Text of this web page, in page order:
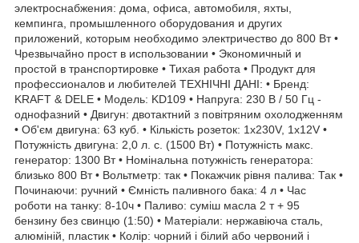
электроснабжения: дома, офиса, автомобиля, яхты,
кемпинга, промышленного оборудования и других
приложений, которым необходимо электричество до 800 Вт •
Чрезвычайно прост в использовании • Экономичный и
простой в транспортировке • Тихая работа • Продукт для
профессионалов и любителей ТЕХНІЧНІ ДАНІ: • Бренд:
KRAFT & DELE • Модель: KD109 • Напруга: 230 В / 50 Гц -
однофазний • Двигун: двотактний з повітряним охолодженням
• Об'єм двигуна: 63 куб. • Кількість розеток: 1x230V, 1x12V •
Потужність двигуна: 2,0 л. с. (1500 Вт) • Потужність макс.
генератор: 1300 Вт • Номінальна потужність генератора:
близько 800 Вт • Вольтметр: так • Покажчик рівня палива: Так •
Починаючи: ручний • Ємність паливного бака: 4 л • Час
роботи на танку: 8-10ч • Паливо: суміш масла 2 т + 95
бензину без свинцю (1:50) • Матеріали: нержавіюча сталь,
алюміній, пластик • Колір: чорний і білий або червоний і